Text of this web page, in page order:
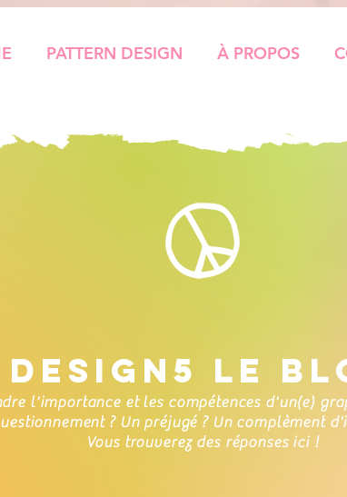
PATTERN DESIGN À PROPOS
DESIGN5 LE
l'importance et les compétences d'un(e)
? Un préjugé ? Un complèment
Vous trouverez des réponses ici !